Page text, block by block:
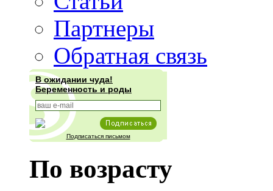
Партнеры
Обратная связь
В ожидании чуда!
Беременность и роды
Подписаться письмом
По возрасту